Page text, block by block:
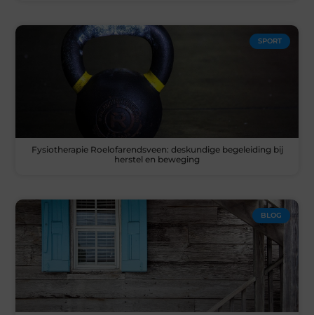
SPORT
Fysiotherapie Roelofarendsveen: deskundige begeleiding bij
herstel en beweging
BLOG